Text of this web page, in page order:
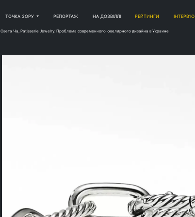
ТОЧКА ЗОРУ РЕПОРТАЖ НА ДОЗВІЛЛІ РЕЙТИНГИ ІНТЕРВ'Ю
Света Ча, Patisserie Jewelry: Проблема современного ювелирного дизайна в Украине